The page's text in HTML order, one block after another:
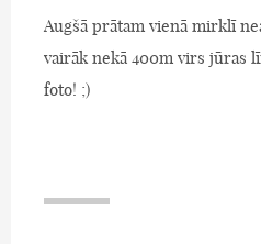
Augšā prātam vienā mirklī
vairāk nekā 400m virs jūras
foto! ;)